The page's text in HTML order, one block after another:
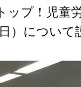
ップ！児童
）につい